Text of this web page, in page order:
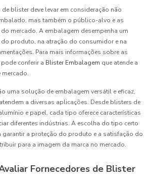
blister deve levar em consideração não
mas também o público-alvo e as
mercado. A embalagem desempenha um
produto, na atração do consumidor e na
Para mais informações sobre as
conferir a Blister Embalagem que atende a
mercado.
uma solução de embalagem versátil e eficaz,
a diversas aplicações. Desde blisters de
e papel, cada tipo oferece características
diferentes indústrias. A escolha do tipo certo
garantir a proteção do produto e a satisfação do
para a imagem da marca no mercado.
Fornecedores de Blister